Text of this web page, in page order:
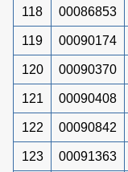
118 00086853
119 00090174
120 00090370
121 00090408
122 00090842
123 00091363